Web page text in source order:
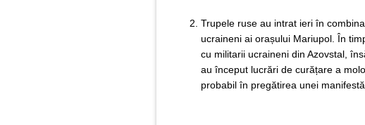
Trupele ruse au intrat ieri în
ucraineni ai orașului Mariupol. În
cu militarii ucraineni din Azovstal,
au început lucrări de curățare a
probabil în pregătirea unei